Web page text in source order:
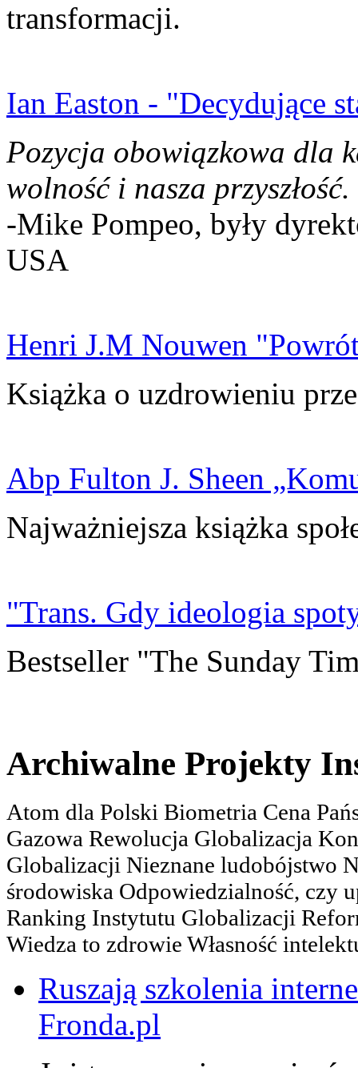
transformacji.
Ian Easton - "Decydujące
Pozycja obowiązkowa dla
wolność i nasza przyszłość.
-Mike Pompeo, były
USA
Henri J.M Nouwen
Książka o uzdrowieniu
Abp Fulton J. Sheen
Najważniejsza książka
"Trans. Gdy ideologia
Bestseller "The Sunday
Archiwalne Projekty
Atom dla Polski Biometria Cena
Gazowa Rewolucja Globalizacja
Globalizacji Nieznane ludobójstwo
środowiska Odpowiedzialność, czy
Ranking Instytutu Globalizacji
Wiedza to zdrowie Własność
Ruszają szkolenia
Fronda.pl